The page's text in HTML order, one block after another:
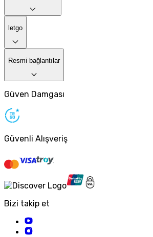
letgo
Resmi bağlantılar
Güven Damgası
Güvenli Alışveriş
Bizi takip et